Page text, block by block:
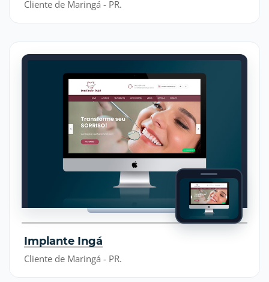
Cliente de Maringá - PR.
Implante Ingá
Cliente de Maringá - PR.